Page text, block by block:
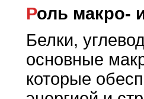
Роль макро-
Белки,
основные
которые